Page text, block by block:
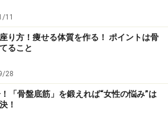
11
り方！痩せる体質を作る！ ポイントは骨
ること
28
「骨盤底筋」を鍛えれば“女性の悩み”は
！